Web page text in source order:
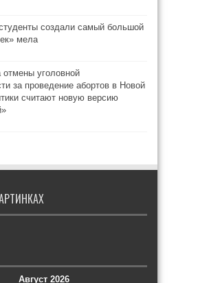
создали самый большой
мела
отмены уголовной
за проведение абортов в Новой
считают новую версию
Август 2026